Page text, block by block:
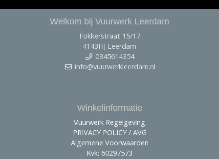
Welkom bij Vuurwerk Leerdam
Fokkerstraat 15/17
4143HJ Leerdam
0345614354
info@vuurwerkleerdam.nl
Winkelinformatie
Vuurwerk Regelgeving
PRIVACY POLICY / AVG
Algemene Voorwaarden
Kvk: 60297573